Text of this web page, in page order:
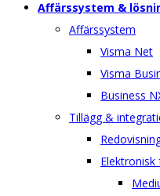
Affärssystem &
Affärssystem
Visma Net
Visma
Business
Tillägg &